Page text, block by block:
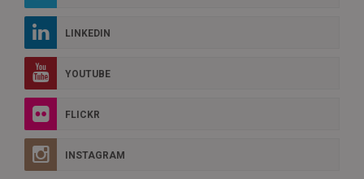
LINKEDIN
YOUTUBE
FLICKR
INSTAGRAM